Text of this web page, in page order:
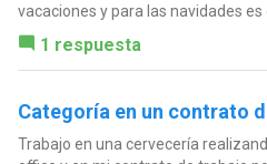
vacaciones y para las navidades es
1 respuesta
Categoría en un contrato
Trabajo en una cervecería